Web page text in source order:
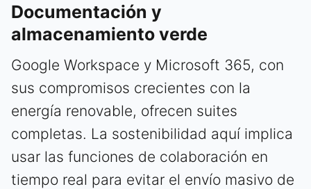
Documentación y
almacenamiento verde
Google Workspace y Microsoft 365, con
sus compromisos crecientes con la
energía renovable, ofrecen suites
completas. La sostenibilidad aquí implica
usar las funciones de colaboración en
tiempo real para evitar el envío masivo de